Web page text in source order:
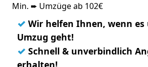
Min. ➨ Umzüge ab 102€
✓ Wir helfen Ihnen, wenn
Umzug geht!
✓ Schnell & unverbindlich
erhalten!